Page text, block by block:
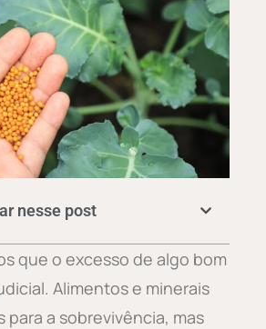
nesse post
que o excesso de algo bom
Alimentos e minerais
para a sobrevivência, mas